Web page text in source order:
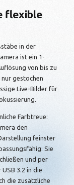
flexible
in der
ist ein 1-
von bis zu
gestochen
Live-Bilder für
Farbtreue:
den
feinster
Sie
und per
3.2 in die
die zusätzliche